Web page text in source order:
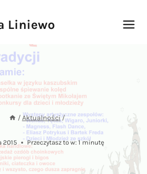
Liniewo
/Aktualności/
2015 Przeczytasz to w:1minutę